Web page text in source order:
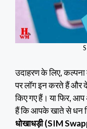
उदाहरण के लिए,
पर लॉग इन करते हैं और
किए गए हैं। या फिर,
हैं कि आपके खाते से धन
धोखाधड़ी (SIM